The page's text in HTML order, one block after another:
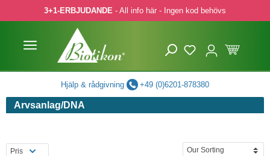
till huvudinnehåll
Hoppa till sökning
Hoppa till huvudnavigering
3+1-ERBJUDANDE - All info här - Ingen kod behövs
Hjälp & rådgivning +49 (0)6201-878380
Arvsanlag/DNA
Pris